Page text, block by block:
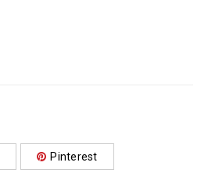
Pinterest